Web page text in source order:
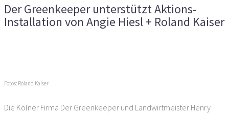
Der Greenkeeper unterstützt Aktions-
Installation von Angie Hiesl + Roland Kaiser
Fotos: Roland Kaiser
Die Kölner Firma Der Greenkeeper und Landwirtmeister Henry